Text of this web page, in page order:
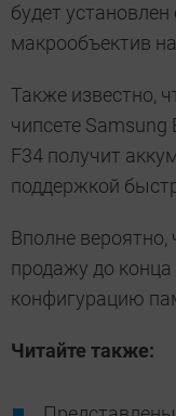
будет
макрообъектив
Также известно,
чипсете Samsung
F34 получит
поддержкой
Вполне вероятно,
продажу до
конфигурацию
Читайте также: